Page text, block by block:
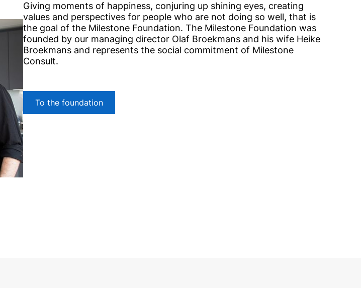
Giving moments of happiness, conjuring up shining eyes, creating
values ​​and perspectives for people who are not doing so well, that is
the goal of the Milestone Foundation. The Milestone Foundation was
founded by our managing director Olaf Broekmans and his wife Heike
Broekmans and represents the social commitment of Milestone
Consult.
To the foundation